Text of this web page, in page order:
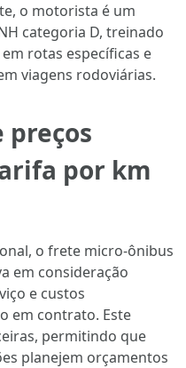
o motorista é um
categoria D, treinado
rotas específicas e
viagens rodoviárias.
preços
por km
o frete micro-ônibus
em consideração
e custos
em contrato. Este
permitindo que
planejem orçamentos